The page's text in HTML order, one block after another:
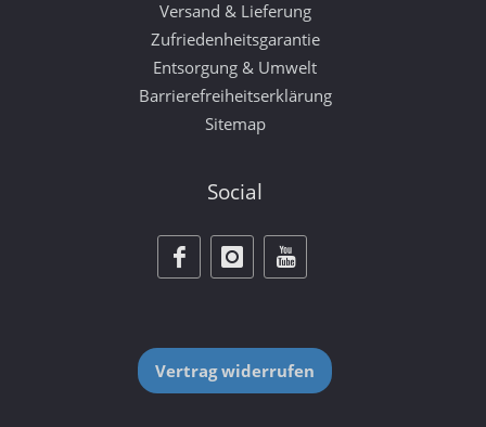
Versand & Lieferung
Zufriedenheitsgarantie
Entsorgung & Umwelt
Barrierefreiheitserklärung
Sitemap
Social
Vertrag widerrufen